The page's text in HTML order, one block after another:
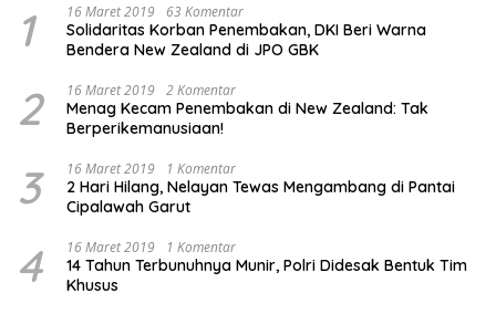
1 16 Maret 2019 63 Komentar
Solidaritas Korban Penembakan, DKI Beri Warna
Bendera New Zealand di JPO GBK
2 16 Maret 2019 2 Komentar
Menag Kecam Penembakan di New Zealand: Tak
Berperikemanusiaan!
3 16 Maret 2019 1 Komentar
2 Hari Hilang, Nelayan Tewas Mengambang di Pantai
Cipalawah Garut
4 16 Maret 2019 1 Komentar
14 Tahun Terbunuhnya Munir, Polri Didesak Bentuk Tim
Khusus